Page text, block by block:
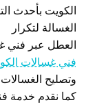
الكويت بأحدث
الغسالة لتكرار
العطل عبر فني
فني غسالات
وتصليح الغسالات
كما نقدم خدمة